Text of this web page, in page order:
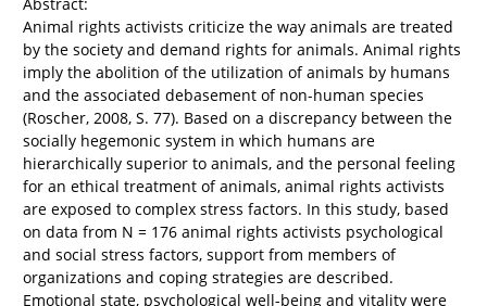
Animal rights activists criticize the way animals are treated
by the society and demand rights for animals. Animal rights
imply the abolition of the utilization of animals by humans
and the associated debasement of non-human species
(Roscher, 2008, S. 77). Based on a discrepancy between the
socially hegemonic system in which humans are
hierarchically superior to animals, and the personal feeling
for an ethical treatment of animals, animal rights activists
are exposed to complex stress factors. In this study, based
on data from N = 176 animal rights activists psychological
and social stress factors, support from members of
organizations and coping strategies are described.
Emotional state, psychological well-being and vitality were